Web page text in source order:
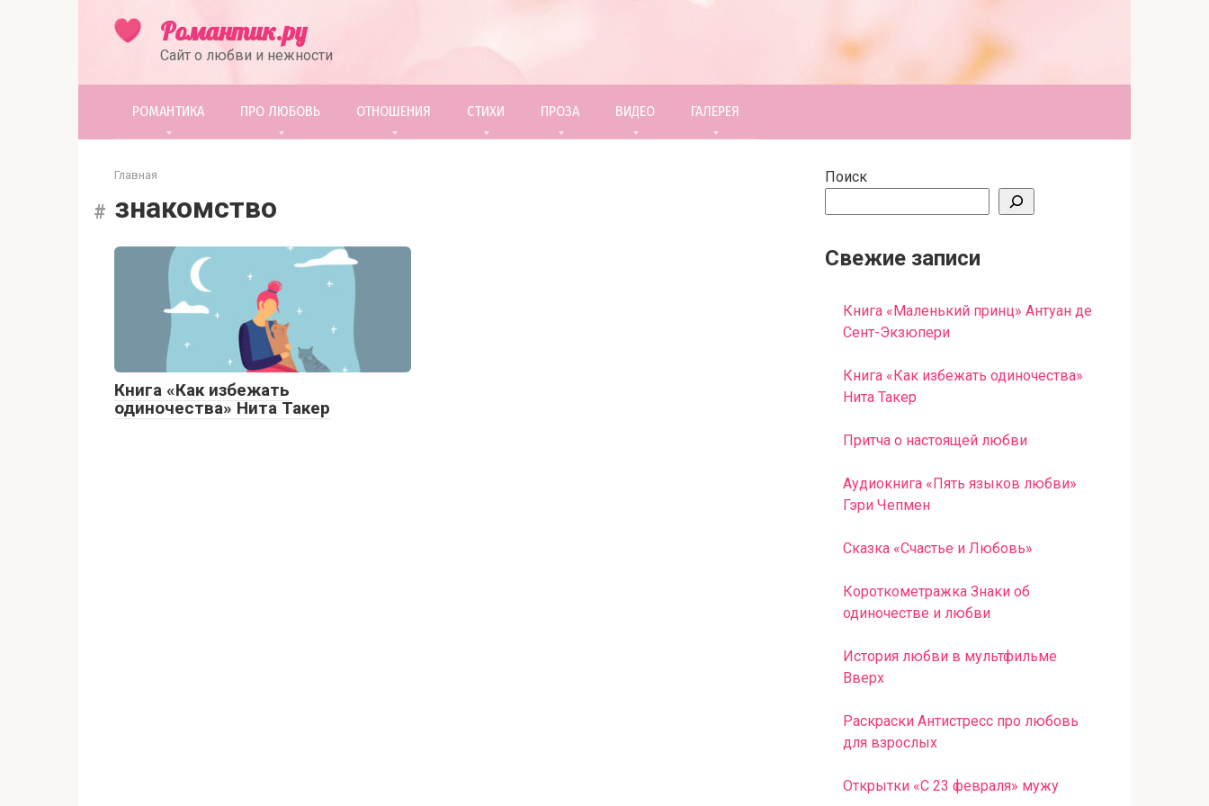
Романтик.ру
Сайт о любви и нежности
РОМАНТИКА ПРО ЛЮБОВЬ ОТНОШЕНИЯ СТИХИ ПРОЗА ВИДЕО ГАЛЕРЕЯ
Главная
знакомство
Книга «Как избежать
одиночества» Нита Такер
Поиск
Свежие записи
Книга «Маленький принц» Антуан де
Сент-Экзюпери
Книга «Как избежать одиночества»
Нита Такер
Притча о настоящей любви
Аудиокнига «Пять языков любви»
Гэри Чепмен
Сказка «Счастье и Любовь»
Короткометражка Знаки об
одиночестве и любви
История любви в мультфильме
Вверх
Раскраски Антистресс про любовь
для взрослых
Открытки «С 23 февраля» мужу